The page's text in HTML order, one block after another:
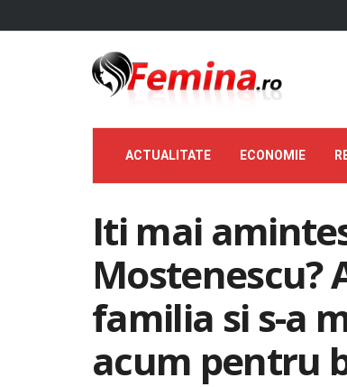
ACTUALITATE ECONOMIE
Iti mai
Mostenescu?
familia si s-a
acum pentru